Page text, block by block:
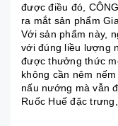
được điều đó,
ra mắt sản phẩm
Với sản phẩm này,
với đúng liều lượng
được thưởng thức
không cần nêm
nấu nướng mà vẫn
Ruốc Huế đặc